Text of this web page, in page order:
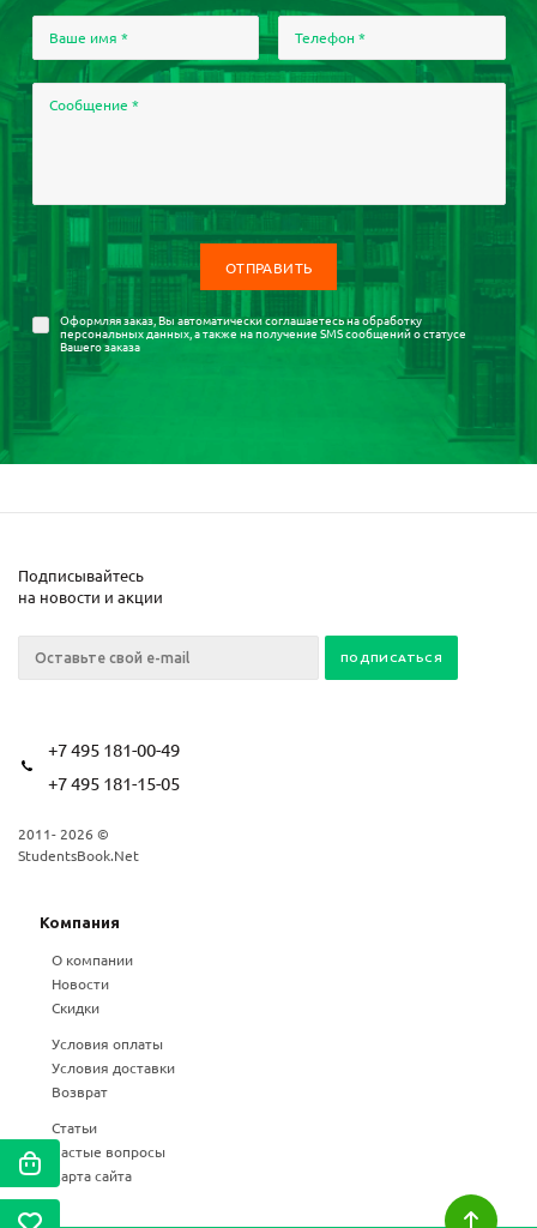
Ваше имя * Телефон *
Сообщение *
Оформляя заказ, Вы автоматически соглашаетесь наобработку
персональных данных, а также на получение SMS сообщений о статусе
Вашего заказа
Подписывайтесь
на новости и акции
+7 495 181-00-49
+7 495 181-15-05
2011- 2026 ©
StudentsBook.Net
Компания
О компании
Новости
Скидки
Условия оплаты
Условия доставки
Возврат
Статьи
Частые вопросы
Карта сайта